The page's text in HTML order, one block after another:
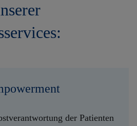
der Patienten